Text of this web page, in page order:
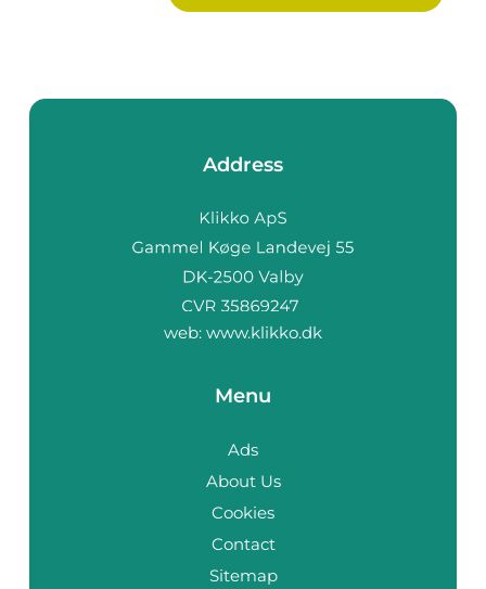
Address
web: www.klikko.dk
Menu
Ads
About Us
Cookies
Contact
Sitemap